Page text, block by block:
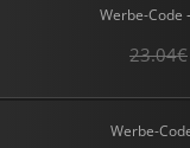
Werbe-Code
23.04€
Werbe-